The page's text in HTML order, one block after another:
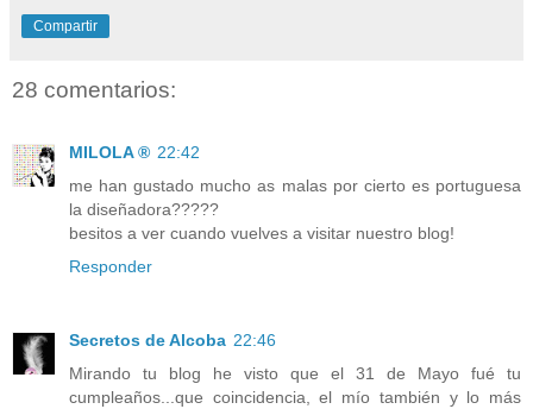
Compartir
28 comentarios:
MILOLA ® 22:42
me han gustado mucho as malas por cierto es portuguesa
la diseñadora?????
besitos a ver cuando vuelves a visitar nuestro blog!
Responder
Secretos de Alcoba 22:46
Mirando tu blog he visto que el 31 de Mayo fué tu
cumpleaños...que coincidencia, el mío también y lo más